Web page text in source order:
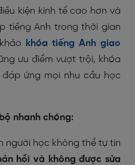
kiện kinh tế cao hơn và
tiếng Anh trong thời gian
khóa tiếng Anh giao
ưu điểm vượt trội, khóa
đáp ứng mọi nhu cầu học
nhanh chóng:
người học không thể tự tin
hồi và không được sửa